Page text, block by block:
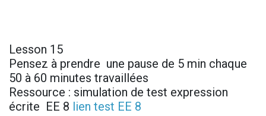
Lesson 15
Pensez à prendre une pause de 5 min chaque
50 à 60 minutes travaillées
Ressource : simulation de test expression
écrite EE 8 lien test EE 8